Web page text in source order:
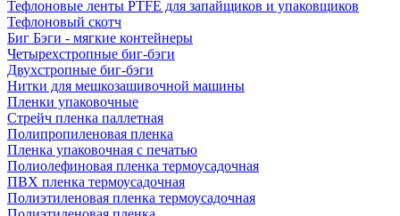
Тефлоновые ленты PTFE для запайщиков и упаковщиков
Тефлоновый скотч
Биг Бэги - мягкие контейнеры
Четырехстропные биг-бэги
Двухстропные биг-бэги
Нитки для мешкозашивочной машины
Пленки упаковочные
Стрейч пленка паллетная
Полипропиленовая пленка
Пленка упаковочная с печатью
Полиолефиновая пленка термоусадочная
ПВХ пленка термоусадочная
Полиэтиленовая пленка термоусадочная